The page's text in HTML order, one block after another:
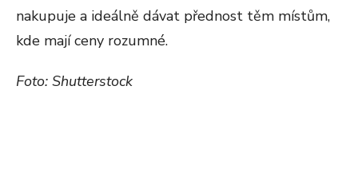
nakupuje a ideálně dávat přednost těm místům,
kde mají ceny rozumné.
Foto: Shutterstock